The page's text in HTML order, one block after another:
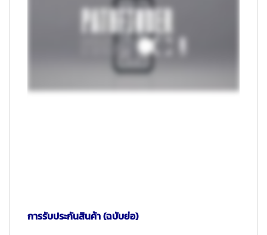
การรับประกันสินค้า (ฉบับย่อ)